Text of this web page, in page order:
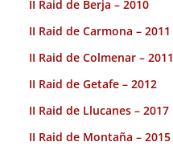
II Raid de Berja – 2010
II Raid de Carmona – 2011
II Raid de Colmenar – 2011
II Raid de Getafe – 2012
II Raid de Llucanes – 2017
II Raid de Montaña – 2015